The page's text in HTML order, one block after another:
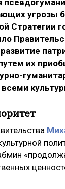
угрозы
Стратегии
их